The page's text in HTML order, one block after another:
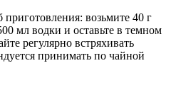
возьмите 40 г
мл водки и оставьте в темном
регулярно встряхивать
принимать по чайной